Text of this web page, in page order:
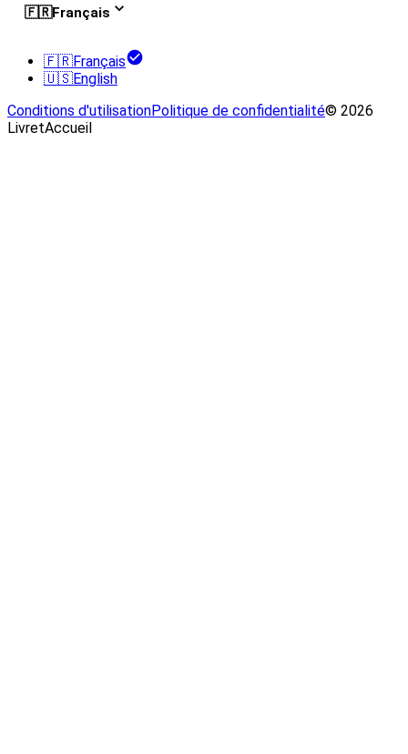
🇫🇷Français
🇫🇷Français
🇺🇸English
Conditions d'utilisationPolitique de confidentialité© 2026
LivretAccueil